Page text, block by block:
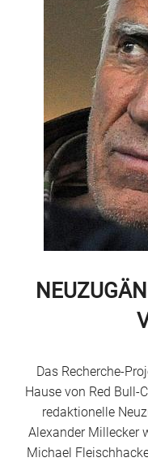
Das Recherche-
Hause von Red Bull-
redaktionelle
Alexander Millecker
Michael